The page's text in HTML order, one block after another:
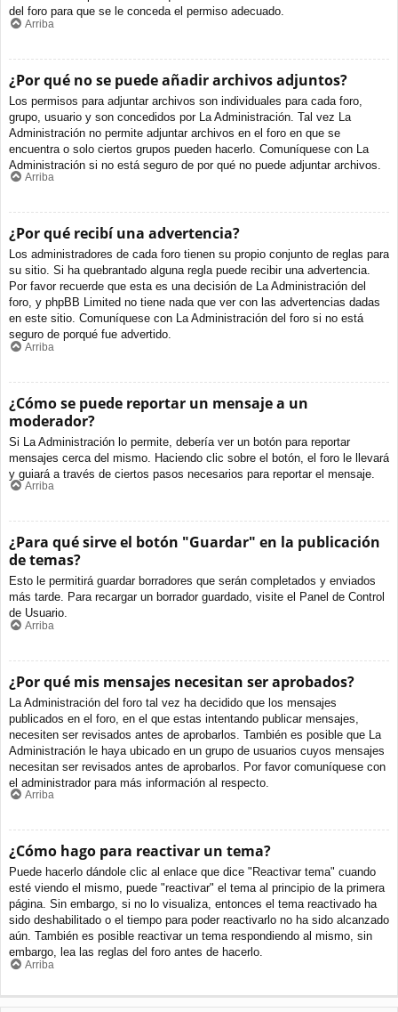
del foro para que se le conceda el permiso adecuado.
Arriba
¿Por qué no se puede añadir archivos adjuntos?
Los permisos para adjuntar archivos son individuales para cada foro,
grupo, usuario y son concedidos por La Administración. Tal vez La
Administración no permite adjuntar archivos en el foro en que se
encuentra o solo ciertos grupos pueden hacerlo. Comuníquese con La
Administración si no está seguro de por qué no puede adjuntar archivos.
Arriba
¿Por qué recibí una advertencia?
Los administradores de cada foro tienen su propio conjunto de reglas para
su sitio. Si ha quebrantado alguna regla puede recibir una advertencia.
Por favor recuerde que esta es una decisión de La Administración del
foro, y phpBB Limited no tiene nada que ver con las advertencias dadas
en este sitio. Comuníquese con La Administración del foro si no está
seguro de porqué fue advertido.
Arriba
¿Cómo se puede reportar un mensaje a un
moderador?
Si La Administración lo permite, debería ver un botón para reportar
mensajes cerca del mismo. Haciendo clic sobre el botón, el foro le llevará
y guiará a través de ciertos pasos necesarios para reportar el mensaje.
Arriba
¿Para qué sirve el botón "Guardar" en la publicación
de temas?
Esto le permitirá guardar borradores que serán completados y enviados
más tarde. Para recargar un borrador guardado, visite el Panel de Control
de Usuario.
Arriba
¿Por qué mis mensajes necesitan ser aprobados?
La Administración del foro tal vez ha decidido que los mensajes
publicados en el foro, en el que estas intentando publicar mensajes,
necesiten ser revisados antes de aprobarlos. También es posible que La
Administración le haya ubicado en un grupo de usuarios cuyos mensajes
necesitan ser revisados antes de aprobarlos. Por favor comuníquese con
el administrador para más información al respecto.
Arriba
¿Cómo hago para reactivar un tema?
Puede hacerlo dándole clic al enlace que dice "Reactivar tema" cuando
esté viendo el mismo, puede "reactivar" el tema al principio de la primera
página. Sin embargo, si no lo visualiza, entonces el tema reactivado ha
sido deshabilitado o el tiempo para poder reactivarlo no ha sido alcanzado
aún. También es posible reactivar un tema respondiendo al mismo, sin
embargo, lea las reglas del foro antes de hacerlo.
Arriba